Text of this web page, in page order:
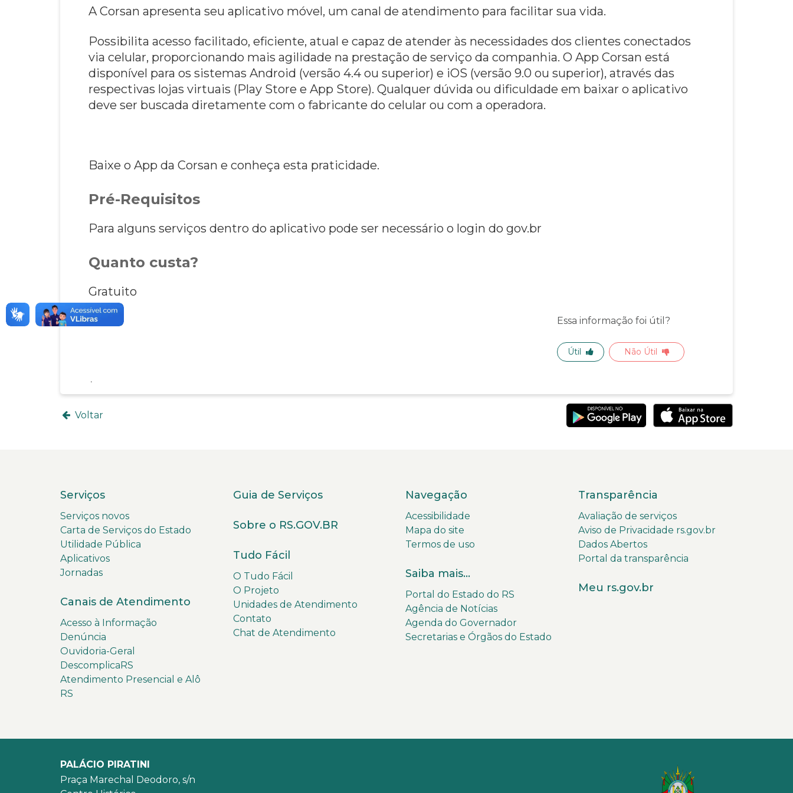
A Corsan apresenta seu aplicativo móvel, um canal de atendimento para facilitar sua vida.
Possibilita acesso facilitado, eficiente, atual e capaz de atender às necessidades dos clientes conectados
via celular, proporcionando mais agilidade na prestação de serviço da companhia. O App Corsan está
disponível para os sistemas Android (versão 4.4 ou superior) e iOS (versão 9.0 ou superior), através das
respectivas lojas virtuais (Play Store e App Store). Qualquer dúvida ou dificuldade em baixar o aplicativo
deve ser buscada diretamente com o fabricante do celular ou com a operadora.
Baixe o App da Corsan e conheça esta praticidade.
Pré-Requisitos
Para alguns serviços dentro do aplicativo pode ser necessário o login do gov.br
Quanto custa?
Gratuito
Essa informação foi útil?
Útil Não Útil
Voltar
Serviços
Serviços novos
Carta de Serviços do Estado
Utilidade Pública
Aplicativos
Jornadas
Canais de Atendimento
Acesso à Informação
Denúncia
Ouvidoria-Geral
DescomplicaRS
Atendimento Presencial e Alô
RS
Guia de Serviços
Sobre o RS.GOV.BR
Tudo Fácil
O Tudo Fácil
O Projeto
Unidades de Atendimento
Contato
Chat de Atendimento
Navegação
Acessibilidade
Mapa do site
Termos de uso
Saiba mais...
Portal do Estado do RS
Agência de Notícias
Agenda do Governador
Secretarias e Órgãos do Estado
Transparência
Avaliação de serviços
Aviso de Privacidade rs.gov.br
Dados Abertos
Portal da transparência
Meu rs.gov.br
PALÁCIO PIRATINI
Praça Marechal Deodoro, s/n